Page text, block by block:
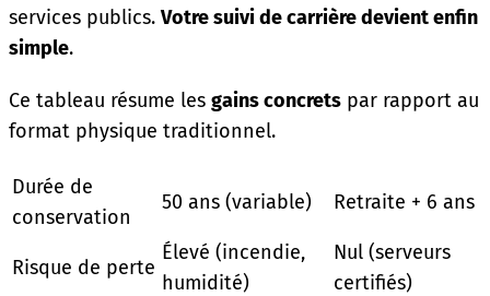
services publics.Votre suivi de carrière devient enfin
simple.
Ce tableau résume les gains concrets par rapport au
format physique traditionnel.
Durée de
conservation
50 ans (variable) Retraite + 6 ans
Risque de perte
Élevé (incendie,
humidité)
Nul (serveurs
certifiés)